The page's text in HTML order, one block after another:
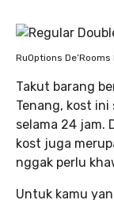
RuOptions
Takut barang
Tenang, kost
selama 24 jam.
kost juga
nggak perlu
Untuk kamu